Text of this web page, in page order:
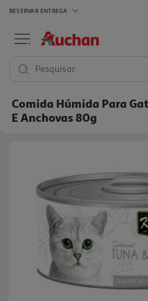
RESERVAR ENTREGA
Pesquisar
Comida Húmida Para
E Anchovas 80g